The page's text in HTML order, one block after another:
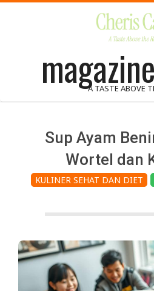
magazine
A TASTE ABOVE
Sup Ayam
Wortel dan
KULINER SEHAT DAN DIET